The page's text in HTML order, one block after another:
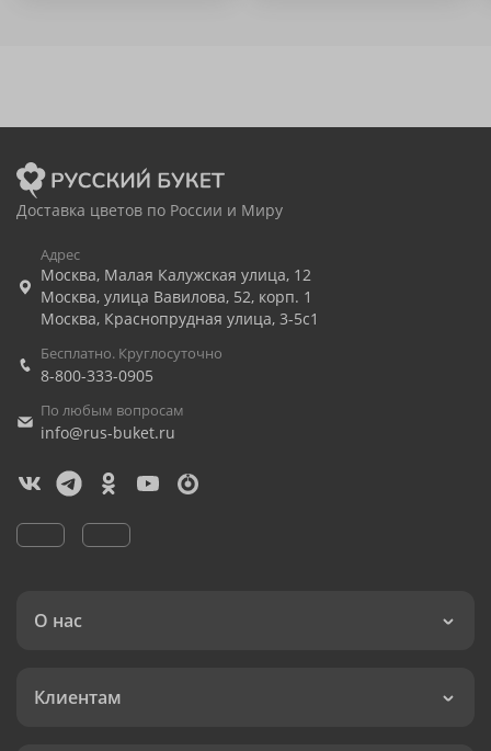
Доставка цветов по России и Миру
Адрес
Москва, Малая Калужская улица, 12
Москва, улица Вавилова, 52, корп. 1
Москва, Краснопрудная улица, 3-5с1
Бесплатно. Круглосуточно
8-800-333-0905
По любым вопросам
info@rus-buket.ru
О нас
Клиентам